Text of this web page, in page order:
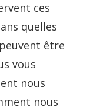
ces
quelles
être
vous
nous
nous